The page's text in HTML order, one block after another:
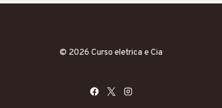
© 2026 Curso eletrica e Cia